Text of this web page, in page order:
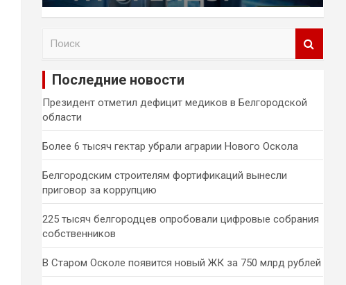
и
Последние новости
Президент отметил дефицит медиков в Белгородской
области
Более 6 тысяч гектар убрали аграрии Нового Оскола
Белгородским строителям фортификаций вынесли
приговор за коррупцию
225 тысяч белгородцев опробовали цифровые собрания
собственников
В Старом Осколе появится новый ЖК за 750 млрд рублей